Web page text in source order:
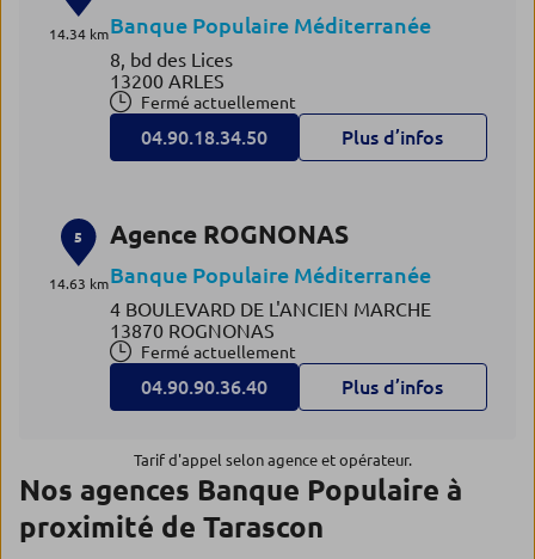
14.34 kmBanque Populaire Méditerranée
8, bd des Lices
13200 ARLES
Fermé actuellement
04.90.18.34.50 Plus d’infos
5
14.63 km
Agence ROGNONAS
Banque Populaire Méditerranée
4 BOULEVARD DE L'ANCIEN MARCHE
13870 ROGNONAS
Fermé actuellement
04.90.90.36.40 Plus d’infos
Tarif d'appel selon agence et opérateur.
Nos agences Banque Populaire à
proximité de Tarascon